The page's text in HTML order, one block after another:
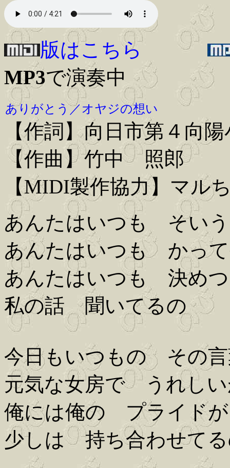
版はこちら
MP3で演奏中
ありがとう／オヤジの想い
【作詞】向日市第４向
【作曲】竹中 照郎
【MIDI製作協力】マル
あんたはいつも そい
あんたはいつも かっ
あんたはいつも 決め
私の話 聞いてるの
今日もいつもの その
元気な女房で うれし
俺には俺の プライドが
少しは 持ち合わせて